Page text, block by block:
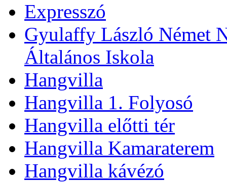
Expresszó
Gyulaffy László Német
Általános Iskola
Hangvilla
Hangvilla 1. Folyosó
Hangvilla előtti tér
Hangvilla Kamaraterem
Hangvilla kávézó